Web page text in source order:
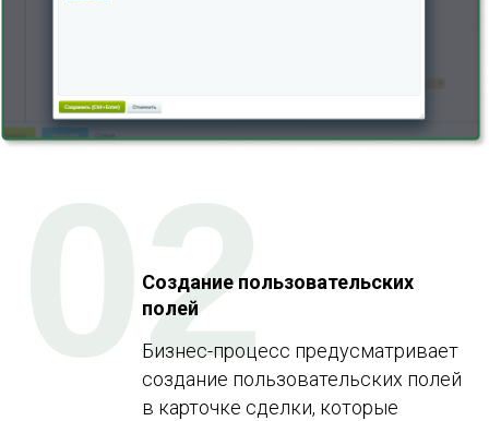
Создание пользовательских
полей
Бизнес-процесс предусматривает
создание пользовательских полей
в карточке сделки, которые
02